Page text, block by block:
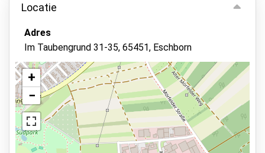
Binnen parkeren
Autosleutels behouden
Asfalt of bestrating
Camerabewaking
Autowassen
Beveiligd parkeren
Verlicht terrein
Locatie
Adres
Im Taubengrund 31-35, 65451, Eschborn
+
−